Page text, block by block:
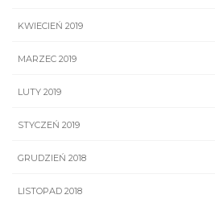
KWIECIEŃ 2019
MARZEC 2019
LUTY 2019
STYCZEŃ 2019
GRUDZIEŃ 2018
LISTOPAD 2018